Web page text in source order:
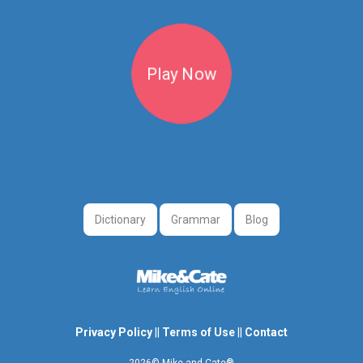
Play Now
Dictionary Grammar Blog
Privacy Policy Terms of Use Contact